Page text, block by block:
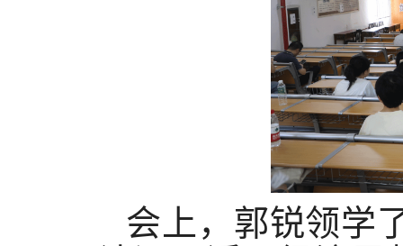
会上，郭锐领学